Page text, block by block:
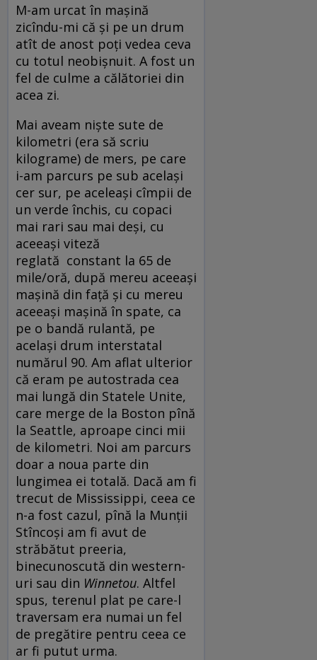
M-am urcat în mașină
zicîndu-mi că și pe un drum
atît de anost poți vedea ceva
cu totul neobișnuit. A fost un
fel de culme a călătoriei din
acea zi.
Mai aveam niște sute de
kilometri (era să scriu
kilograme) de mers, pe care
i-am parcurs pe sub același
cer sur, pe aceleași cîmpii de
un verde închis, cu copaci
mai rari sau mai deși, cu
aceeași viteză
reglată constant la 65 de
mile/oră, după mereu aceeași
mașină din față și cu mereu
aceeași mașină în spate, ca
pe o bandă rulantă, pe
același drum interstatal
numărul 90. Am aflat ulterior
că eram pe autostrada cea
mai lungă din Statele Unite,
care merge de la Boston pînă
la Seattle, aproape cinci mii
de kilometri. Noi am parcurs
doar a noua parte din
lungimea ei totală. Dacă am fi
trecut de Mississippi, ceea ce
n-a fost cazul, pînă la Munții
Stîncoși am fi avut de
străbătut preeria,
binecunoscută din western-
uri sau din Winnetou. Altfel
spus, terenul plat pe care-l
traversam era numai un fel
de pregătire pentru ceea ce
ar fi putut urma.